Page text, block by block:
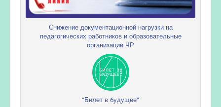
Снижение документационной нагрузки на
педагогических работников и образовательные
организации ЧР
"Билет в будущее"